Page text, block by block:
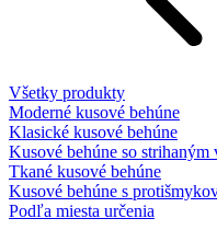
Všetky produkty
Moderné kusové behúne
Klasické kusové behúne
Kusové behúne so strihaným
Tkané kusové behúne
Kusové behúne s
Podľa miesta určenia